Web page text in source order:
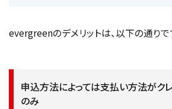
evergreenのデメリットは、以下の通りで
申込方法によっては支払い方法がク
のみ